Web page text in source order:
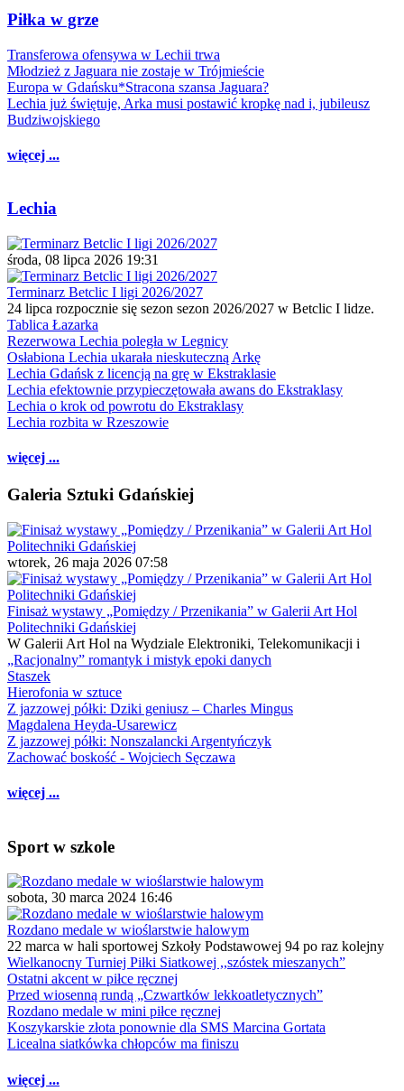
Piłka w grze
Transferowa ofensywa w Lechii trwa
Młodzież z Jaguara nie zostaje w Trójmieście
Europa w Gdańsku*Stracona szansa Jaguara?
Lechia już świętuje, Arka musi postawić kropkę nad i, jubileusz
Budziwojskiego
więcej ...
Lechia
środa, 08 lipca 2026 19:31
Terminarz Betclic I ligi 2026/2027
24 lipca rozpocznie się sezon sezon 2026/2027 w Betclic I lidze.
Tablica Łazarka
Rezerwowa Lechia poległa w Legnicy
Osłabiona Lechia ukarała nieskuteczną Arkę
Lechia Gdańsk z licencją na grę w Ekstraklasie
Lechia efektownie przypieczętowała awans do Ekstraklasy
Lechia o krok od powrotu do Ekstraklasy
Lechia rozbita w Rzeszowie
więcej ...
Galeria Sztuki Gdańskiej
wtorek, 26 maja 2026 07:58
Finisaż wystawy „Pomiędzy / Przenikania” w Galerii Art Hol
Politechniki Gdańskiej
W Galerii Art Hol na Wydziale Elektroniki, Telekomunikacji i
„Racjonalny” romantyk i mistyk epoki danych
Staszek
Hierofonia w sztuce
Z jazzowej półki: Dziki geniusz – Charles Mingus
Magdalena Heyda-Usarewicz
Z jazzowej półki: Nonszalancki Argentyńczyk
Zachować boskość - Wojciech Sęczawa
więcej ...
Sport w szkole
sobota, 30 marca 2024 16:46
Rozdano medale w wioślarstwie halowym
22 marca w hali sportowej Szkoły Podstawowej 94 po raz kolejny
Wielkanocny Turniej Piłki Siatkowej ,,szóstek mieszanych”
Ostatni akcent w piłce ręcznej
Przed wiosenną rundą „Czwartków lekkoatletycznych”
Rozdano medale w mini piłce ręcznej
Koszykarskie złota ponownie dla SMS Marcina Gortata
Licealna siatkówka chłopców ma finiszu
więcej ...